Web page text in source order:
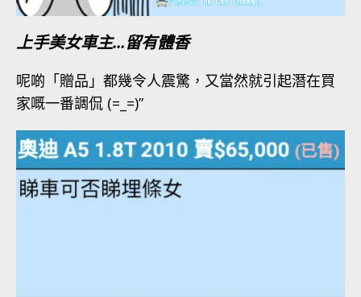
上手美女車主…留有體香
呢啲「贈品」都幾令人震驚，又當然就引起潛在買
家嘅一番調侃 (=_=)”